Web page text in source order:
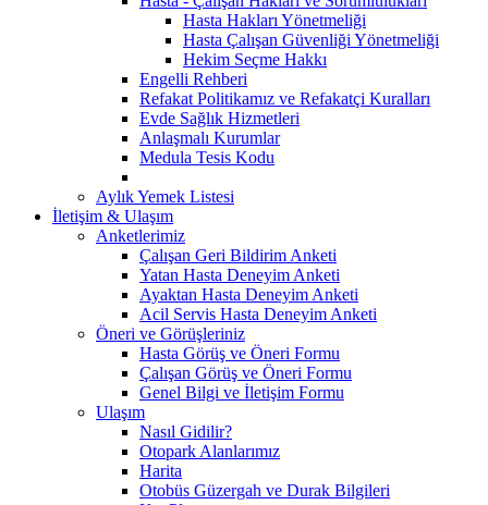
Hasta Hakları Yönetmeliği
Hasta Çalışan Güvenliği Yönetmeliği
Hekim Seçme Hakkı
Engelli Rehberi
Refakat Politikamız ve Refakatçi Kuralları
Evde Sağlık Hizmetleri
Anlaşmalı Kurumlar
Medula Tesis Kodu
Aylık Yemek Listesi
İletişim & Ulaşım
Anketlerimiz
Çalışan Geri Bildirim Anketi
Yatan Hasta Deneyim Anketi
Ayaktan Hasta Deneyim Anketi
Acil Servis Hasta Deneyim Anketi
Öneri ve Görüşleriniz
Hasta Görüş ve Öneri Formu
Çalışan Görüş ve Öneri Formu
Genel Bilgi ve İletişim Formu
Ulaşım
Nasıl Gidilir?
Otopark Alanlarımız
Harita
Otobüs Güzergah ve Durak Bilgileri